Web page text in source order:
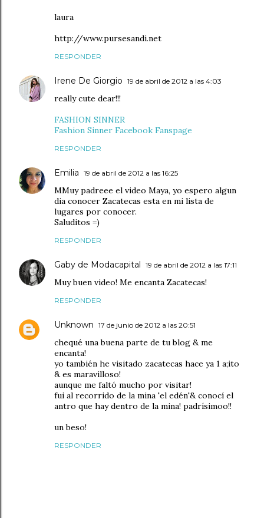
laura
http://www.pursesandi.net
RESPONDER
Irene De Giorgio 19 de abril de 2012 a las 4:03
really cute dear!!!
FASHION SINNER
Fashion Sinner Facebook Fanspage
RESPONDER
Emilia 19 de abril de 2012 a las 16:25
MMuy padreee el video Maya, yo espero algun
dia conocer Zacatecas esta en mi lista de
lugares por conocer.
Saluditos =)
RESPONDER
Gaby de Modacapital 19 de abril de 2012 a las 17:11
Muy buen video! Me encanta Zacatecas!
RESPONDER
Unknown 17 de junio de 2012 a las 20:51
chequé una buena parte de tu blog & me
encanta!
yo también he visitado zacatecas hace ya 1 a;ito
& es maravilloso!
aunque me faltó mucho por visitar!
fui al recorrido de la mina 'el edén'& conocí el
antro que hay dentro de la mina! padrísimoo!!
un beso!
RESPONDER